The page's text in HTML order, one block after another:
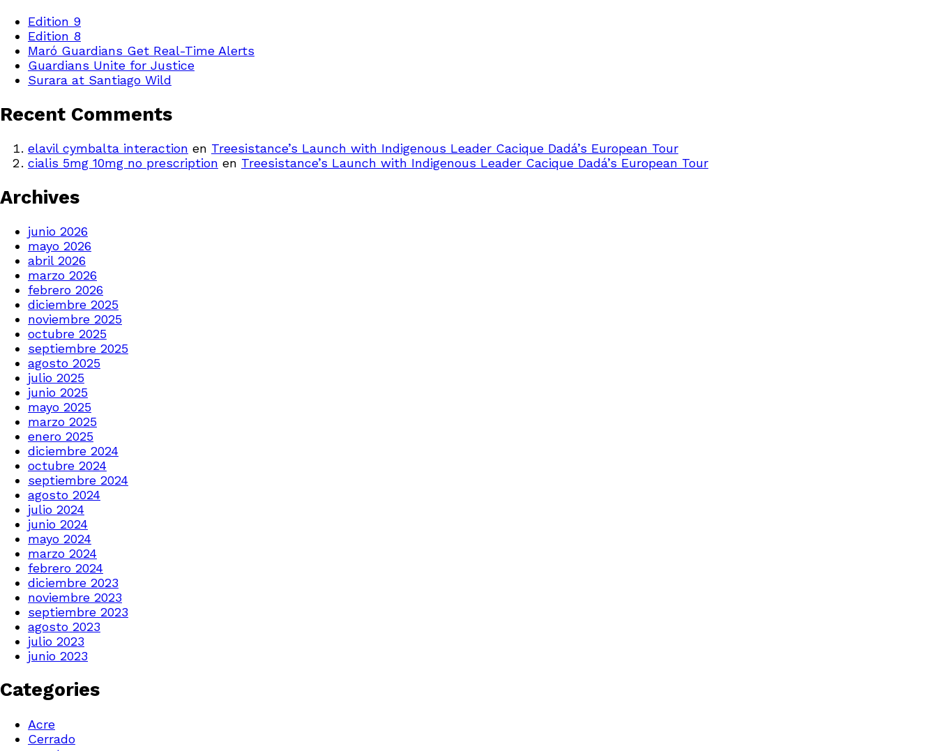
Edition 9
Edition 8
Maró Guardians Get Real-Time Alerts
Guardians Unite for Justice
Surara at Santiago Wild
Recent Comments
elavil cymbalta interaction en Treesistance’s Launch with Indigenous Leader Cacique Dadá’s European Tour
cialis 5mg 10mg no prescription en Treesistance’s Launch with Indigenous Leader Cacique Dadá’s European Tour
Archives
junio 2026
mayo 2026
abril 2026
marzo 2026
febrero 2026
diciembre 2025
noviembre 2025
octubre 2025
septiembre 2025
agosto 2025
julio 2025
junio 2025
mayo 2025
marzo 2025
enero 2025
diciembre 2024
octubre 2024
septiembre 2024
agosto 2024
julio 2024
junio 2024
mayo 2024
marzo 2024
febrero 2024
diciembre 2023
noviembre 2023
septiembre 2023
agosto 2023
julio 2023
junio 2023
Categories
Acre
Cerrado